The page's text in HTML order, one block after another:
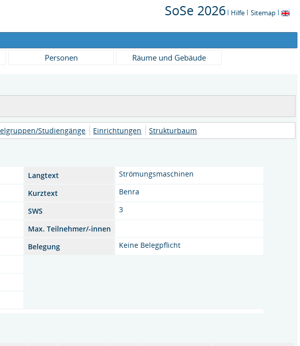
SoSe 2026 Hilfe Sitemap
Personen Räume und Gebäude
Studiengänge Einrichtungen Strukturbaum
Langtext
Strömungsmaschinen
Kurztext
Benra
SWS
3
Max. Teilnehmer/-innen
Belegung
Keine Belegpflicht